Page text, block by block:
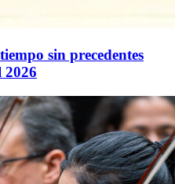
sin precedentes